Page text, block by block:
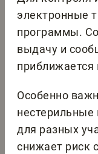
электронные
программы.
выдачу и
Особенно
для разных
снижает риск